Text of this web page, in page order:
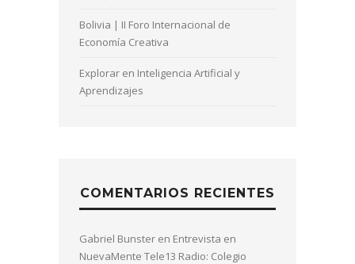
Bolivia | II Foro Internacional de
Economía Creativa
Explorar en Inteligencia Artificial y
Aprendizajes
COMENTARIOS RECIENTES
Gabriel Bunster en Entrevista en
NuevaMente Tele13 Radio: Colegio